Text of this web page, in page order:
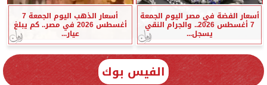
أسعار الفضة في مصر اليوم الجمعة
7 أغسطس 2026.. والجرام النقي
يسجل...
أسعار الذهب اليوم الجمعة 7
أغسطس 2026 في مصر.. كم يبلغ
عيار...
الفيس بوك